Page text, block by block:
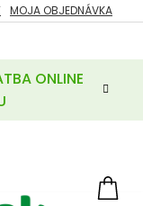
ONLINE
MOJA OBJEDNÁVKA